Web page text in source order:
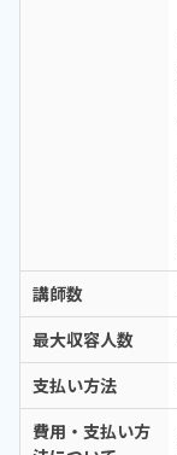
講師数
最大収容人数
支払い方法
費用・支払い方